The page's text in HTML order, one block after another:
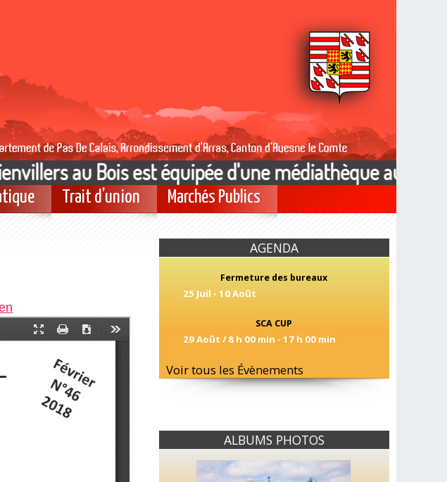
au Bois est équipée d'une médiathèque aux
Trait d’union Marchés Publics
AGENDA
Fermeture des bureaux
25 Juil - 10 Août
SCA CUP
29 Août / 8 h 00 min - 17 h 00 min
Voir tous les Évènements
ALBUMS PHOTOS